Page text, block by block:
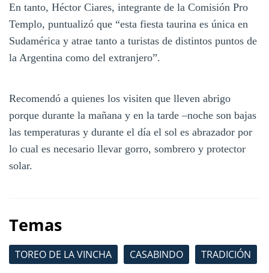
En tanto, Héctor Ciares, integrante de la Comisión Pro
Templo, puntualizó que “esta fiesta taurina es única en
Sudamérica y atrae tanto a turistas de distintos puntos de
la Argentina como del extranjero”.
Recomendó a quienes los visiten que lleven abrigo
porque durante la mañana y en la tarde –noche son bajas
las temperaturas y durante el día el sol es abrazador por
lo cual es necesario llevar gorro, sombrero y protector
solar.
Temas
TOREO DE LA VINCHA CASABINDO TRADICIÓN